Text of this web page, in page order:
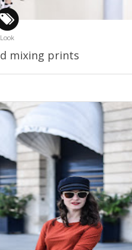
Look
mixing prints